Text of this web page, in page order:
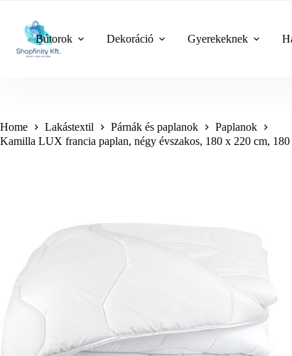
content
Bútorok Dekoráció Gyerekeknek
Home Lakástextil Párnák és paplanok
Paplanok
Kamilla LUX francia paplan, négy évszakos, 180 x 220 cm,